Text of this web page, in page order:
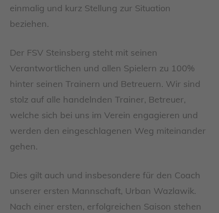
einmalig und kurz Stellung zur Situation
beziehen.
Der FSV Steinsberg steht mit seinen
Verantwortlichen und allen Spielern zu 100%
hinter seinen Trainern und Betreuern. Wir sind
stolz auf alle handelnden Trainer, Betreuer,
welche sich bei uns im Verein engagieren und
werden den eingeschlagenen Weg miteinander
gehen.
Dies gilt auch und insbesondere für den Coach
unserer ersten Mannschaft, Urban Wazlawik.
Nach einer ersten, erfolgreichen Saison stehen